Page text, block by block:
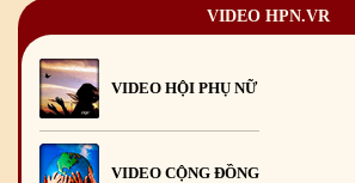
Chúc mừng Giáng sinh và Năm mới 2025
Mừng Xuân Giáp Thìn 2024
VIDEO HPN.VR
VIDEO HỘI PHỤ NỮ
VIDEO CỘNG ĐỒNG